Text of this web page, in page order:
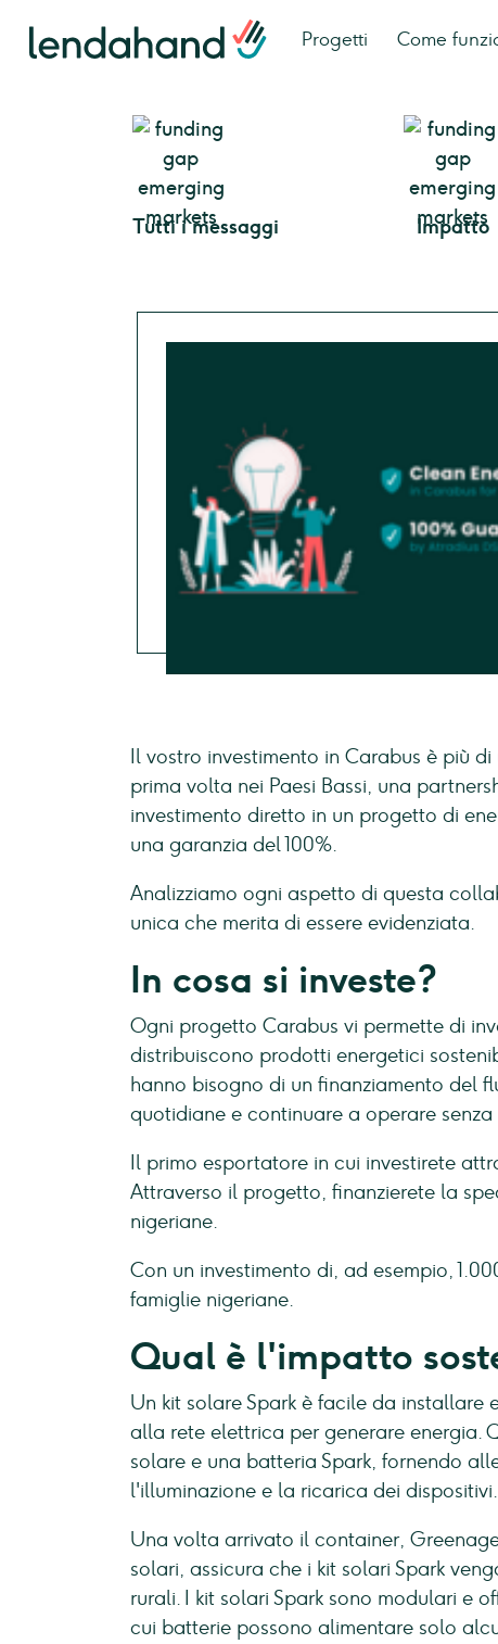
Progetti Come
Tutti i messaggi Impatto
Il vostro investimento in Carabus è più
prima volta nei Paesi Bassi, una
investimento diretto in un progetto di
una garanzia del 100%.
Analizziamo ogni aspetto di questa
unica che merita di essere evidenziata.
In cosa si investe?
Ogni progetto Carabus vi permette di
distribuiscono prodotti energetici
hanno bisogno di un finanziamento del
quotidiane e continuare a operare
Il primo esportatore in cui investirete
Attraverso il progetto, finanzierete la
nigeriane.
Con un investimento di, ad esempio,
famiglie nigeriane.
Qual è l'impatto
Un kit solare Spark è facile da
alla rete elettrica per generare energia.
solare e una batteria Spark, fornendo
l'illuminazione e la ricarica dei dispositivi.
Una volta arrivato il container,
solari, assicura che i kit solari Spark
rurali. I kit solari Spark sono modulari e
cui batterie possono alimentare solo